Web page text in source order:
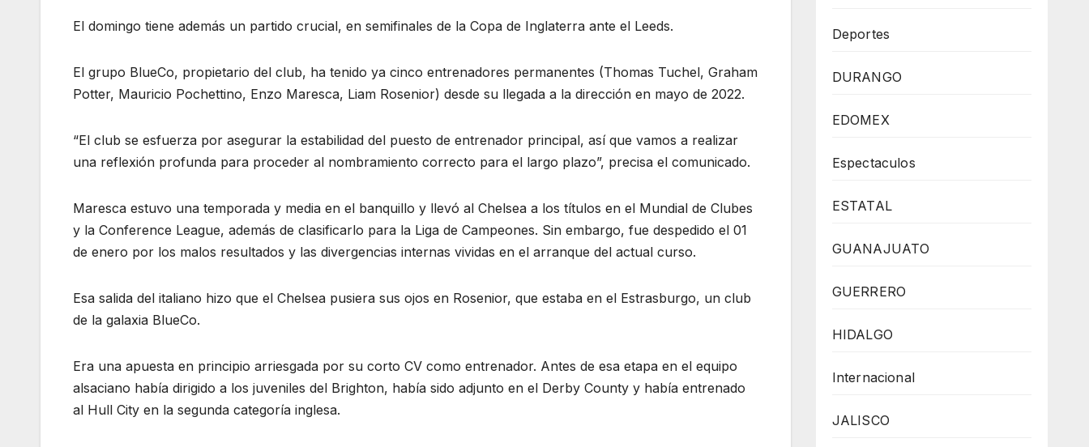
El domingo tiene además un partido crucial, en semifinales de la Copa de Inglaterra ante el Leeds.
El grupo BlueCo, propietario del club, ha tenido ya cinco entrenadores permanentes (Thomas Tuchel, Graham
Potter, Mauricio Pochettino, Enzo Maresca, Liam Rosenior) desde su llegada a la dirección en mayo de 2022.
“El club se esfuerza por asegurar la estabilidad del puesto de entrenador principal, así que vamos a realizar
una reflexión profunda para proceder al nombramiento correcto para el largo plazo”, precisa el comunicado.
Maresca estuvo una temporada y media en el banquillo y llevó al Chelsea a los títulos en el Mundial de Clubes
y la Conference League, además de clasificarlo para la Liga de Campeones. Sin embargo, fue despedido el 01
de enero por los malos resultados y las divergencias internas vividas en el arranque del actual curso.
Esa salida del italiano hizo que el Chelsea pusiera sus ojos en Rosenior, que estaba en el Estrasburgo, un club
de la galaxia BlueCo.
Era una apuesta en principio arriesgada por su corto CV como entrenador. Antes de esa etapa en el equipo
alsaciano había dirigido a los juveniles del Brighton, había sido adjunto en el Derby County y había entrenado
al Hull City en la segunda categoría inglesa.
Deportes
DURANGO
EDOMEX
Espectaculos
ESTATAL
GUANAJUATO
GUERRERO
HIDALGO
Internacional
JALISCO